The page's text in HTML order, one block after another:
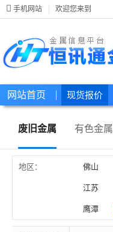
手机网站 欢迎您来到
网站首页 现货报价
废旧金属 有色金属
地区： 佛山
江苏
鹰潭